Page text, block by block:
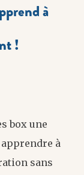
à
!
box une
à
sans